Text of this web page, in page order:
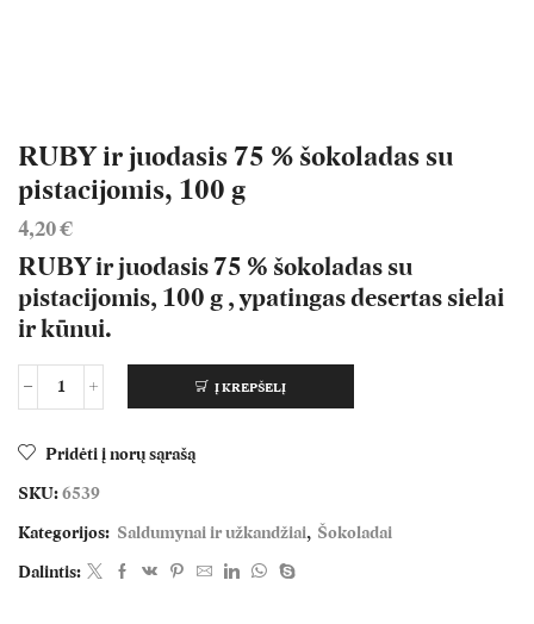
RUBY ir juodasis 75 % šokoladas su
pistacijomis, 100 g
4,20€
RUBY ir juodasis 75 % šokoladas su
pistacijomis, 100 g , ypatingas desertas sielai
ir kūnui.
produkto
RUBY
juodasis
%
šokoladas
Į KREPŠELĮ
Pridėti į norų sąrašą
SKU:6539
Kategorijos: Saldumynai ir užkandžiai, Šokoladai
Dalintis: